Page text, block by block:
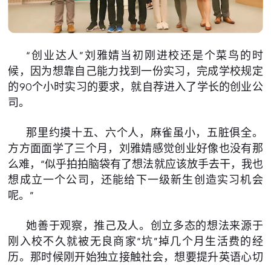
“创业达人”刘雅婧当初刚进校还是个菜鸟的时
候，因为想靠自己能力找到一份实习，完成学校规定
的90个小时实习的要求，就自荐进入了学长的创业公
司。
那里约摸十五、六个人，麻雀虽小，五脏俱全。
方方面面学了三个月，刘雅婧感觉创业好像也没有那
么难，“似乎拍拍脑袋有了想法就应该放手去干，我也
想成立一个公司，还能给下一级新生创造实习机会
呢。”
她善于观察，推己及人。创立多态的想法来源于
刚入校不久就被无良商家“坑”掉几个月生活费的经
历。那时候刚开始独立接触社会，想要提升英语心切